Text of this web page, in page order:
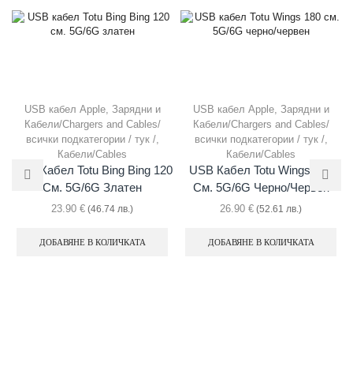
USB кабел Apple, Зарядни и
Кабели/Chargers and Cables/
всички подкатегории / тук /,
Кабели/Cables
USB Кабел Totu Bing Bing 120
См. 5G/6G Златен
23.90 € (46.74 лв.)
ДОБАВЯНЕ В КОЛИЧКАТА
USB кабел Apple, Зарядни и
Кабели/Chargers and Cables/
всички подкатегории / тук /,
Кабели/Cables
USB Кабел Totu Wings 180
См. 5G/6G Черно/червен
26.90 € (52.61 лв.)
ДОБАВЯНЕ В КОЛИЧКАТА